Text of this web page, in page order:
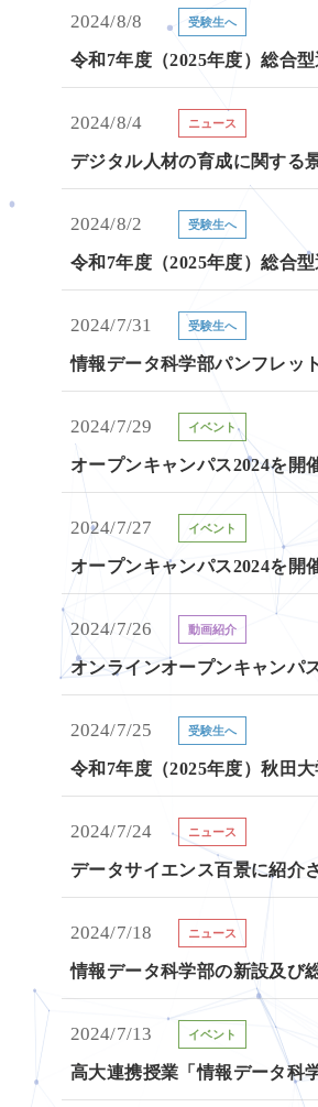
2024/8/8 受験生へ
令和7年度（2025年度）総合
2024/8/4 ニュース
デジタル人材の育成に関する
2024/8/2 受験生へ
令和7年度（2025年度）総合
2024/7/31 受験生へ
情報データ科学部パンフレッ
2024/7/29 イベント
オープンキャンパス2024を開
2024/7/27 イベント
オープンキャンパス2024を開
2024/7/26 動画紹介
オンラインオープンキャンパ
2024/7/25 受験生へ
令和7年度（2025年度）秋田
2024/7/24 ニュース
データサイエンス百景に紹介
2024/7/18 ニュース
情報データ科学部の新設及び
2024/7/13 イベント
高大連携授業「情報データ科